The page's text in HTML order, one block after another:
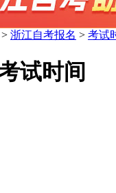
> 浙江自考报名 > 考试
试时间